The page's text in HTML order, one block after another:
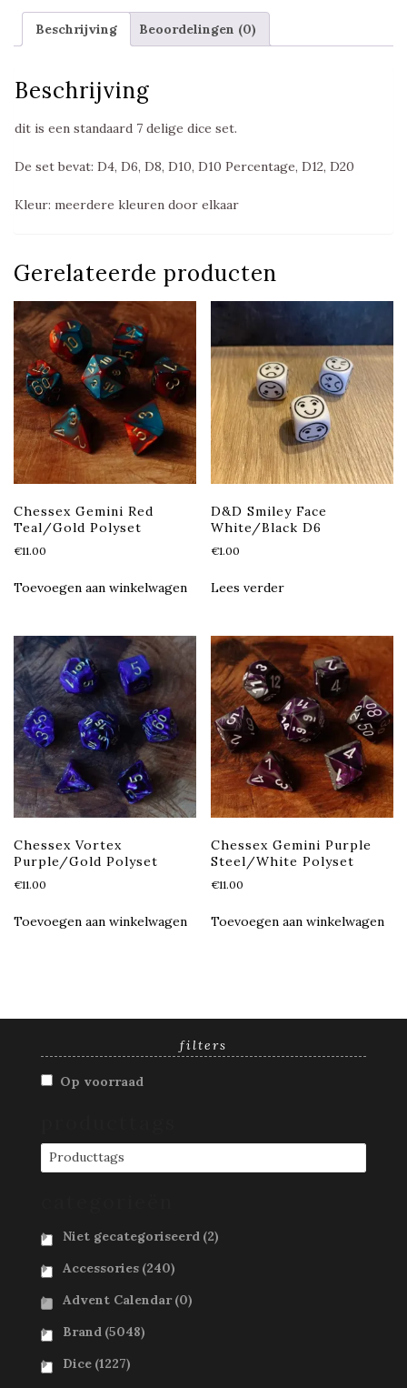
Foam
Brain
aantal
Beschrijving Beoordelingen (0)
Beschrijving
dit is een standaard 7 delige dice set.
De set bevat: D4, D6, D8, D10, D10 Percentage, D12, D20
Kleur: meerdere kleuren door elkaar
Gerelateerde producten
Chessex Gemini Red
Teal/Gold Polyset
€11.00
Toevoegen aan winkelwagen
D&D Smiley Face
White/Black D6
€1.00
Lees verder
Chessex Vortex
Purple/Gold Polyset
€11.00
Toevoegen aan winkelwagen
Chessex Gemini Purple
Steel/White Polyset
€11.00
Toevoegen aan winkelwagen
filters
Op voorraad
Producttags
Niet gecategoriseerd (2)
Accessories (240)
Advent Calendar (0)
Brand (5048)
Dice (1227)